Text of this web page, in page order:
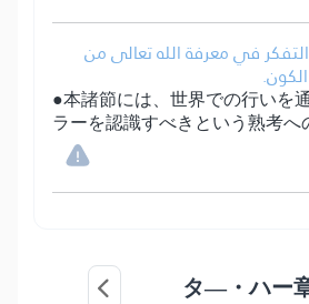
في معرفة الله تعالى من
●本諸節には、世界での行いを
ラーを認識すべきという熟考へ
タ―・ハー